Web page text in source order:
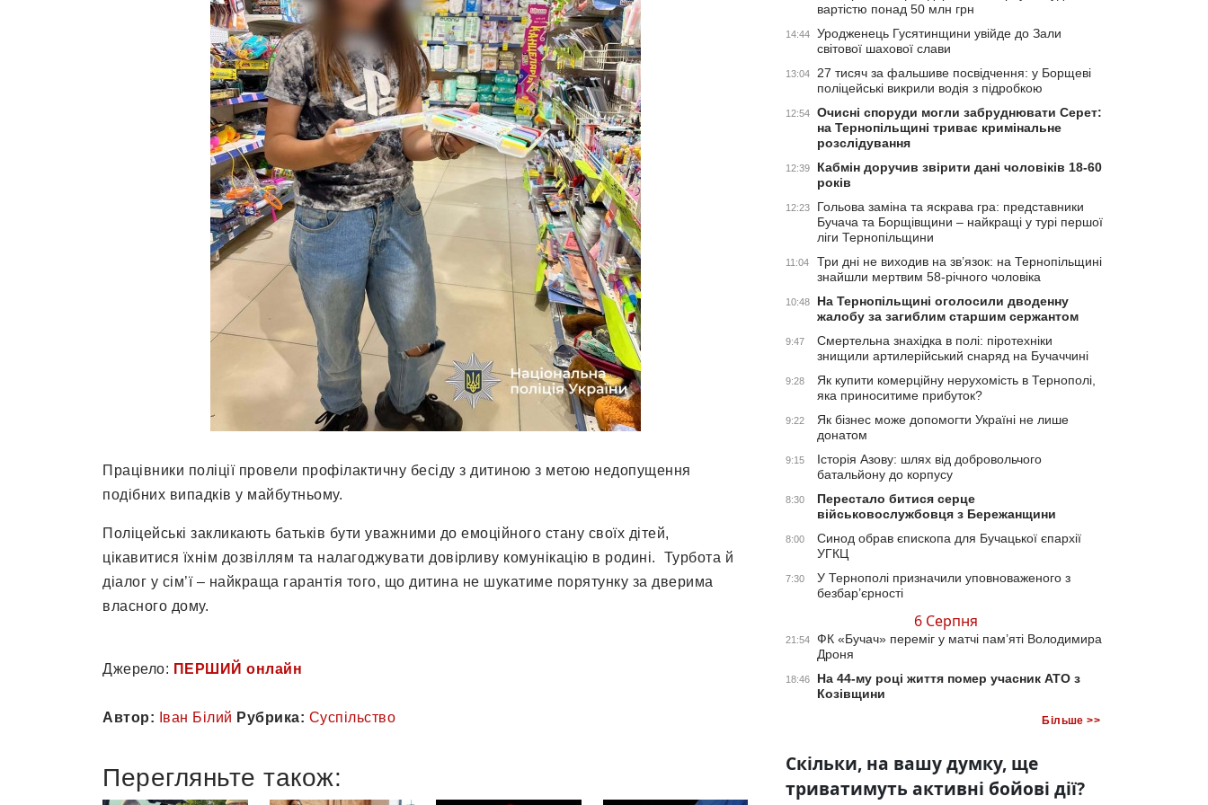
Працівники поліції провели профілактичну бесіду з дитиною з метою недопущення
подібних випадків у майбутньому.
Поліцейські закликають батьків бути уважними до емоційного стану своїх дітей,
цікавитися їхнім дозвіллям та налагоджувати довірливу комунікацію в родині. Турбота й
діалог у сім’ї – найкраща гарантія того, що дитина не шукатиме порятунку за дверима
власного дому.
Джерело: ПЕРШИЙ онлайн
Автор: Іван Білий Рубрика: Суспільство
Перегляньте також:
вартістю понад 50 млн грн
14:44
Уродженець Гусятинщини увійде до Зали
світової шахової слави
13:04
27 тисяч за фальшиве посвідчення: у Борщеві
поліцейські викрили водія з підробкою
12:54
Очисні споруди могли забруднювати Серет:
на Тернопільщині триває кримінальне
розслідування
12:39
Кабмін доручив звірити дані чоловіків 18-60
років
12:23
Гольова заміна та яскрава гра: представники
Бучача та Борщівщини – найкращі у турі першої
ліги Тернопільщини
11:04
Три дні не виходив на зв’язок: на Тернопільщині
знайшли мертвим 58-річного чоловіка
10:48
На Тернопільщині оголосили дводенну
жалобу за загиблим старшим сержантом
9:47
Смертельна знахідка в полі: піротехніки
знищили артилерійський снаряд на Бучаччині
9:28
Як купити комерційну нерухомість в Тернополі,
яка приноситиме прибуток?
9:22
Як бізнес може допомогти Україні не лише
донатом
9:15
Історія Азову: шлях від добровольчого
батальйону до корпусу
8:30
Перестало битися серце
військовослужбовця з Бережанщини
8:00
Синод обрав єпископа для Бучацької єпархії
УГКЦ
7:30
У Тернополі призначили уповноваженого з
безбар’єрності
6 Серпня
21:54
ФК «Бучач» переміг у матчі пам’яті Володимира
Дроня
18:46
На 44-му році життя помер учасник АТО з
Козівщини
Більше >>
Скільки, на вашу думку, ще
триватимуть активні бойові дії?